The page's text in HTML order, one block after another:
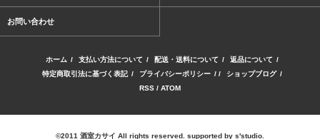
お問い合わせ
ホーム / 支払い方法について / 配送・送料について / 返品について /
特定商取引法に基づく表記 / プライバシーポリシー / / ショップブログ /
RSS / ATOM
©2011 酒室カサイ All rights reserved. supported by s'studio.